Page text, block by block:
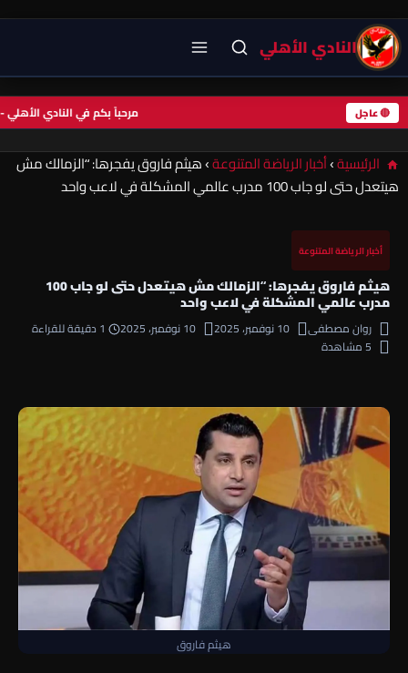
النادي الأهلي
🔴 عاجل مرحباً بكم في النادي
الرئيسية›أخبار الرياضة المتنوعة›هيثم فاروق يفجرها: “الزمالك مش
هيتعدل حتى لو جاب 100 مدرب عالمي المشكلة في لاعب واحد
أخبار الرياضة المتنوعة
هيثم فاروق يفجرها: “الزمالك مش هيتعدل حتى لو جاب 100
مدرب عالمي المشكلة في لاعب واحد
روان مصطفى 10 نوفمبر، 2025 10 نوفمبر، 2025
1 دقيقة للقراءة
5 مشاهدة
هيثم فاروق